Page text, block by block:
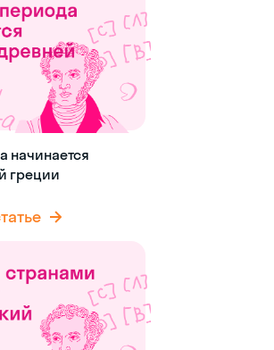
начинается
греции